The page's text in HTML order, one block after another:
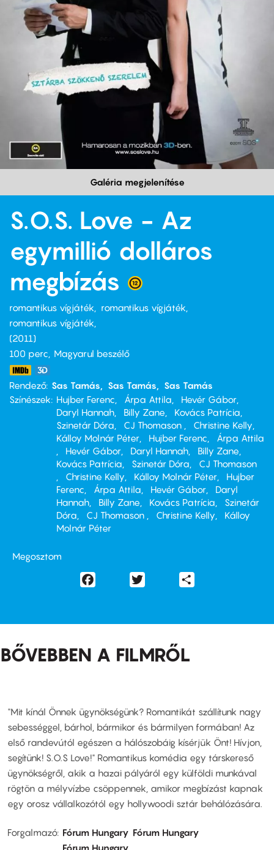
Galéria megjelenítése
S.O.S. Love - Az
egymillió dolláros
megbízás
romantikus vígjáték
romantikus vígjáték
romantikus vígjáték
2011
100 perc,
Magyarul beszélő
Rendező Sas Tamás Sas Tamás
Sas Tamás
Színészek
Hujber Ferenc Árpa Attila
Hevér Gábor
Daryl Hannah
Billy Zane
Kovács Patrícia
Szinetár Dóra
CJ Thomason
Christine Kelly
Kálloy Molnár Péter
Hujber Ferenc
Árpa Attila
Hevér Gábor
Daryl Hannah
Billy Zane
Kovács Patrícia
Szinetár Dóra
CJ Thomason
Christine Kelly
Kálloy Molnár Péter
Hujber
Ferenc
Árpa Attila Hevér Gábor
Daryl
Hannah
Billy Zane Kovács Patrícia
Szinetár
Dóra
CJ Thomason Christine Kelly
Kálloy
Molnár Péter
Megosztom
Facebook
BŐVEBBEN A FILMRŐL
"Mit kínál Önnek ügynökségünk? Romantikát szállítunk nagy
sebességgel, bárhol, bármikor és bármilyen formában! Az
első randevútól egészen a hálószobáig kísérjük Önt! Hívjon,
segítünk! S.O.S Love!" Romantikus komédia egy társkereső
ügynökségről, akik a hazai pályáról egy külföldi munkával
rögtön a mélyvízbe csöppennek, amikor megbízást kapnak
egy orosz vállalkozótól egy hollywoodi sztár behálózására.
Forgalmazó Fórum Hungary Fórum Hungary
Fórum Hungary